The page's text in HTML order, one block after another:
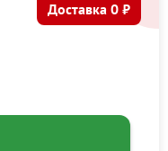
Доставка 0 ₽